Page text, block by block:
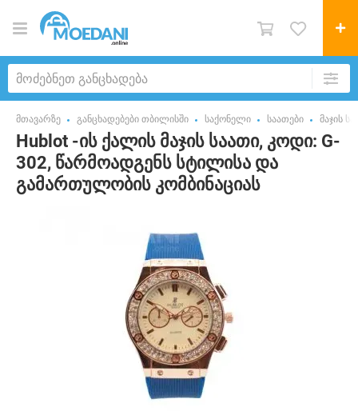
მთავარზე განცხადებები თბილისში საქონელი საათები მაჯის
Hublot -ის ქალის მაჯის საათი, კოდი: G-
302, წარმოადგენს სტილისა და
გამართულობის კომბინაციას